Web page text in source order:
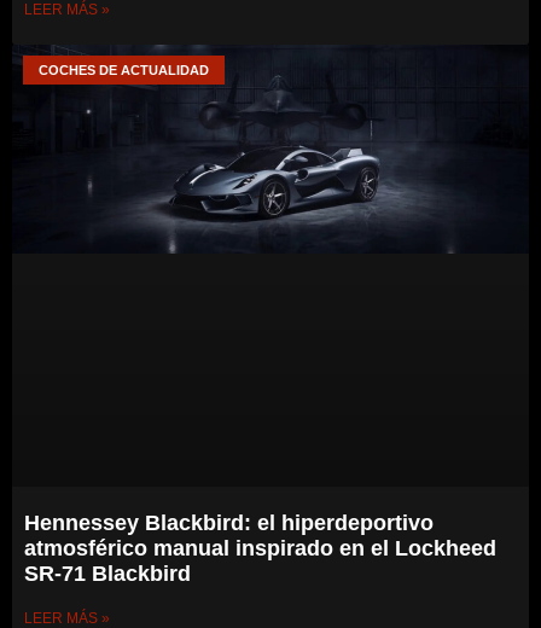
LEER MÁS »
COCHES DE ACTUALIDAD
Hennessey Blackbird: el hiperdeportivo
atmosférico manual inspirado en el Lockheed
SR-71 Blackbird
LEER MÁS »